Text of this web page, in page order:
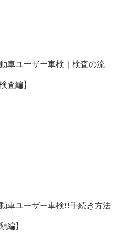
車ユーザー車検｜検査の流
査編】
車ユーザー車検!!手続き方法
編】